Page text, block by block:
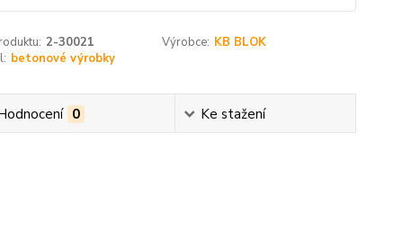
2-30021 Výrobce: KB BLOK
betonové výrobky
0 Ke stažení